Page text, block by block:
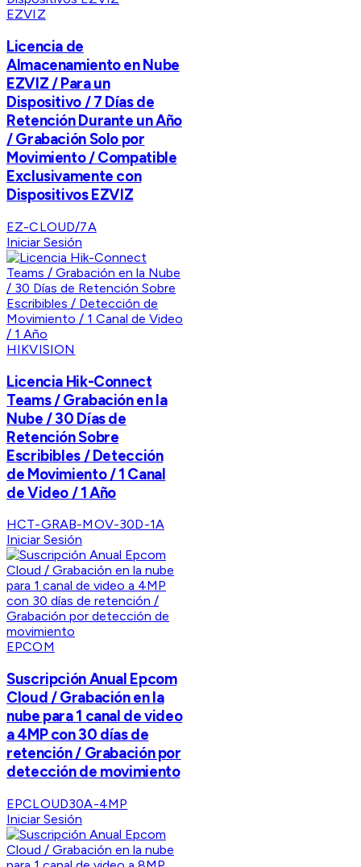
EZVIZ
Licencia de
Almacenamiento en Nube
EZVIZ / Para un
Dispositivo / 7 Días de
Retención Durante un Año
/ Grabación Solo por
Movimiento / Compatible
Exclusivamente con
Dispositivos EZVIZ
EZ-CLOUD/7A
Iniciar Sesión
HIKVISION
Licencia Hik-Connect
Teams / Grabación en la
Nube / 30 Días de
Retención Sobre
Escribibles / Detección
de Movimiento / 1 Canal
de Video / 1 Año
HCT-GRAB-MOV-30D-1A
Iniciar Sesión
EPCOM
Suscripción Anual Epcom
Cloud / Grabación en la
nube para 1 canal de video
a 4MP con 30 días de
retención / Grabación por
detección de movimiento
EPCLOUD30A-4MP
Iniciar Sesión